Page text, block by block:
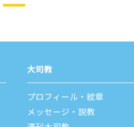
⼤司教
プロフィール・紋章
メッセージ・説教